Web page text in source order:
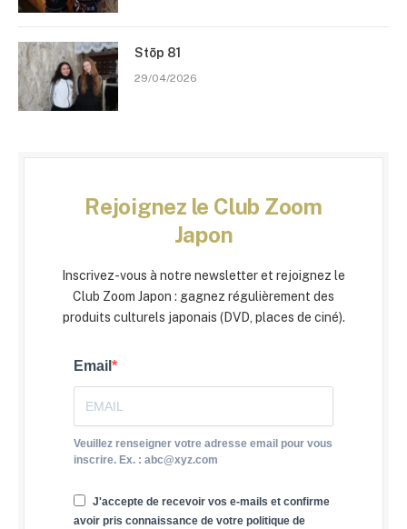
Stōp 81
29/04/2026
Rejoignez le Club Zoom
Japon
Inscrivez-vous à notre newsletter et rejoignez le
Club Zoom Japon : gagnez régulièrement des
produits culturels japonais (DVD, places de ciné).
Email
Veuillez renseigner votre adresse email pour vous
inscrire. Ex. : abc@xyz.com
J'accepte de recevoir vos e-mails et confirme
avoir pris connaissance de votre politique de